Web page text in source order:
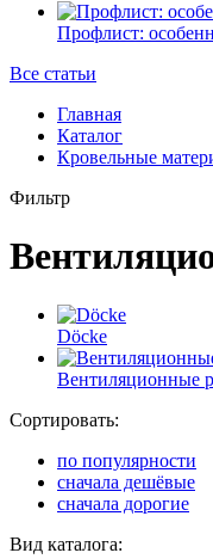
Профлист:
Все статьи
Главная
Каталог
Кровельные
Фильтр
Döсkе
Вентиляционные
Сортировать:
по популярности
сначала дешёвые
сначала дорогие
Вид каталога: